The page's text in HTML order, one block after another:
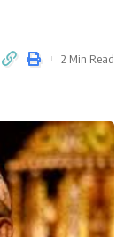
2 Min Read